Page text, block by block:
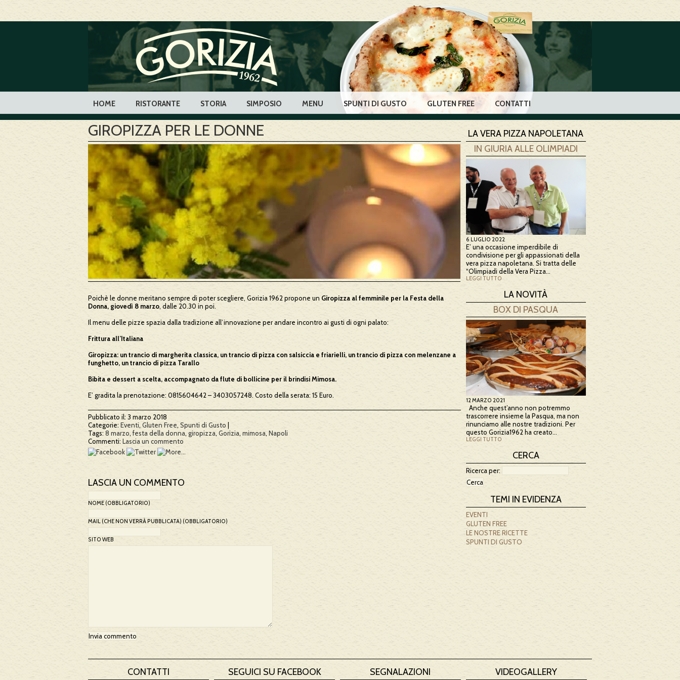
HOME RISTORANTE STORIA SIMPOSIO MENU SPUNTI DI GUSTO GLUTEN FREE CONTATTI
GIROPIZZA PER LE DONNE
Poichè le donne meritano sempre di poter scegliere, Gorizia 1962 propone un Giropizza al femminile per la Festa della
Donna, giovedì 8 marzo, dalle 20.30 in poi.
Il menu delle pizze spazia dalla tradizione all’innovazione per andare incontro ai gusti di ogni palato:
Frittura all’Italiana
Giropizza: un trancio di margherita classica, un trancio di pizza con salsiccia e friarielli, un trancio di pizza con melenzane a
funghetto, un trancio di pizza Tarallo
Bibita e dessert a scelta, accompagnato da flute di bollicine per il brindisi Mimosa.
E’ gradita la prenotazione: 0815604642 – 3403057248. Costo della serata: 15 Euro.
Pubblicato il: 3 marzo 2018
Categorie: Eventi, Gluten Free, Spunti di Gusto
Tags: 8 marzo,festa della donna, giropizza, Gorizia, mimosa, Napoli
Commenti: Lascia un commento
LASCIA UN COMMENTO
NOME (OBBLIGATORIO)
MAIL (CHE NON VERRÀ PUBBLICATA) (OBBLIGATORIO)
SITO WEB
LA VERA PIZZA NAPOLETANA
IN GIURIA ALLE OLIMPIADI
6 LUGLIO 2022
E’ una occasione imperdibile di
condivisione per gli appassionati della
vera pizza napoletana. Si tratta delle
“Olimpiadi della Vera Pizza…
LEGGI TUTTO
LA NOVITÀ
BOX DI PASQUA
12 MARZO 2021
Anche quest’anno non potremmo
trascorrere insieme la Pasqua, ma non
rinunciamo alle nostre tradizioni. Per
questo Gorizia1962 ha creato…
LEGGI TUTTO
CERCA
Ricerca per:
TEMI IN EVIDENZA
EVENTI
GLUTEN FREE
LE NOSTRE RICETTE
SPUNTI DI GUSTO
CONTATTI SEGUICI SU FACEBOOK SEGNALAZIONI VIDEOGALLERY